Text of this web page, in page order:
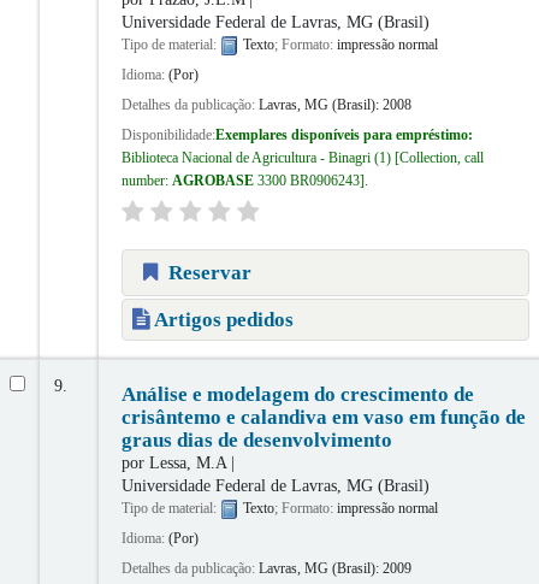
Universidade Federal de Lavras, MG (Brasil)
Tipo de material: Texto; Formato: impressão normal
Idioma: (Por)
Detalhes da publicação: Lavras, MG (Brasil): 2008
Disponibilidade:Exemplares disponíveis para empréstimo:
Biblioteca Nacional de Agricultura - Binagri(1) Collection, call
number: AGROBASE 3300 BR0906243 .
Reservar
Artigos pedidos
9.
Análise e modelagem do crescimento de
crisântemo e calandiva em vaso em função de
graus dias de desenvolvimento
por Lessa, M.A
Universidade Federal de Lavras, MG (Brasil)
Tipo de material: Texto; Formato: impressão normal
Idioma: (Por)
Detalhes da publicação: Lavras, MG (Brasil): 2009